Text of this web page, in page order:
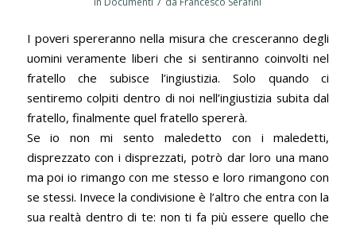
I poveri spereranno nella misura che cresceranno degli
uomini veramente liberi che si sentiranno coinvolti nel
fratello che subisce l’ingiustizia. Solo quando ci
sentiremo colpiti dentro di noi nell’ingiustizia subita dal
fratello, finalmente quel fratello spererà.
Se io non mi sento maledetto con i maledetti,
disprezzato con i disprezzati, potrò dar loro una mano
ma poi io rimango con me stesso e loro rimangono con
se stessi. Invece la condivisione è l’altro che entra con la
sua realtà dentro di te: non ti fa più essere quello che